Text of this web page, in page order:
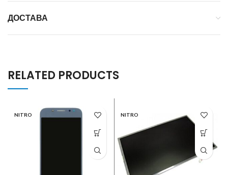
ДОСТАВА
RELATED PRODUCTS
NITRO NITRO